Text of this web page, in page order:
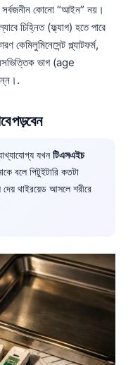
সর্বজনীন কোনো “আইন” নয়।
চিহ্নিত (ফ্ল্যাগ) হতে পারে
কেমিলুমিনেসেন্ট প্ল্যাটফর্ম,
ভাগ (age
পড়বেন
যখনটিএসএইচ
বলে পিটুইটারি কতটা
থাইরয়েড আসলে শরীরে